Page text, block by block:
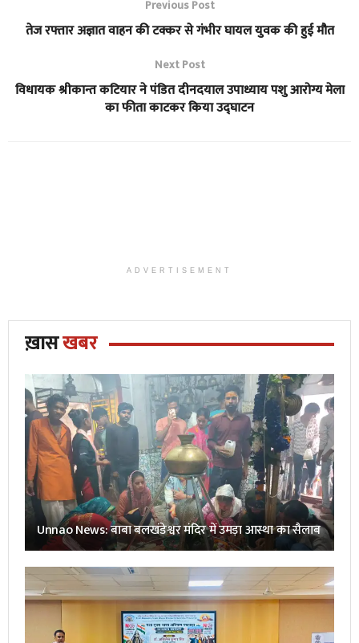
Previous Post
तेज रफ्तार अज्ञात वाहन की टक्कर से गंभीर घायल युवक की हुई मौत
Next Post
विधायक श्रीकान्त कटियार ने पंडित दीनदयाल उपाध्याय पशु आरोग्य मेला
का फीता काटकर किया उद्घाटन
ADVERTISEMENT
ख़ासखबर
Unnao News: बाबा बलखंडेश्वर मंदिर में उमड़ा आस्था का सैलाब